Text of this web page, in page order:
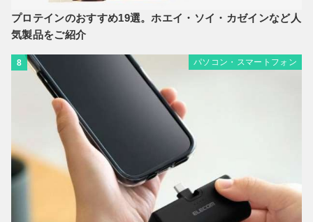
プロテインのおすすめ19選。ホエイ・ソイ・カゼインなど人
気製品をご紹介
8 パソコン・スマートフォン